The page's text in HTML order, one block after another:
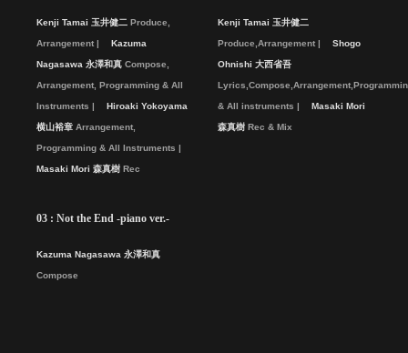
Kenji Tamai 玉井健二 Produce,
Arrangement Kazuma
Nagasawa 永澤和真 Compose,
Arrangement, Programming & All
Instruments Hiroaki Yokoyama
横山裕章 Arrangement,
Programming & All Instruments
Masaki Mori 森真樹 Rec
Kenji Tamai 玉井健二
Produce,Arrangement Shogo
Ohnishi 大西省吾
& All instruments Masaki Mori
森真樹 Rec & Mix
03 : Not the End -piano ver.-
Kazuma Nagasawa 永澤和真
Compose